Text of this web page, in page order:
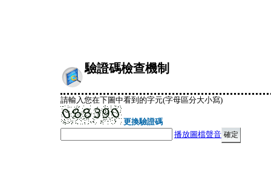
驗證碼檢查機制
請輸入您在下圖中看到的字元(字母區分大小寫)
更換驗證碼
播放圖檔聲音